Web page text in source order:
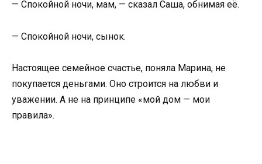
— Спокойной ночи, мам, — сказал Саша, обнимая её.
— Спокойной ночи, сынок.
Настоящее семейное счастье, поняла Марина, не
покупается деньгами. Оно строится на любви и
уважении. А не на принципе «мой дом — мои
правила».